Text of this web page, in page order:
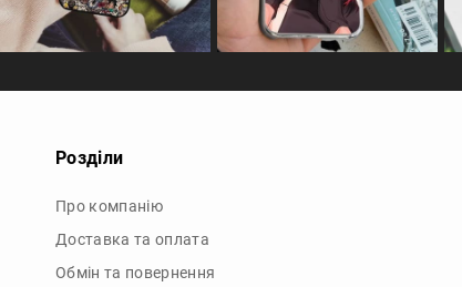
Доставка та оплата
Обмін та повернення
Блог